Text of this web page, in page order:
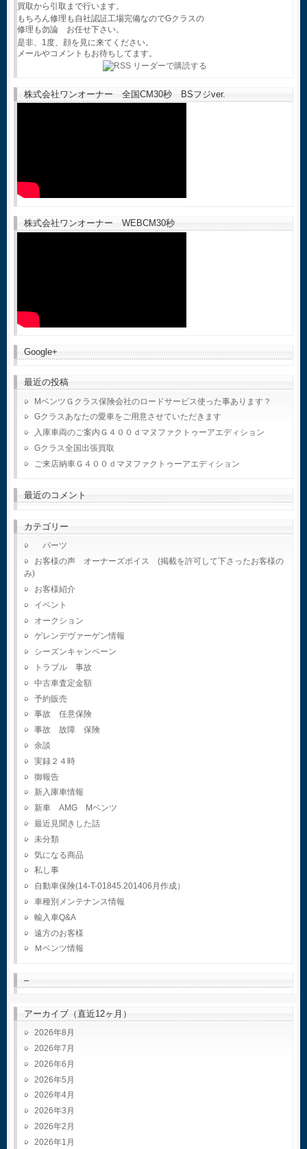
買取から引取まで行います。
もちろん修理も自社認証工場完備なのでGクラスの
修理も勿論 お任せ下さい。
是非、1度、顔を見に来てください。
メールやコメントもお待ちしてます。
株式会社ワンオーナー 全国CM30秒 BSフジver.
株式会社ワンオーナー WEBCM30秒
Google+
最近の投稿
MベンツＧクラス保険会社のロードサービス使った事あります？
Gクラスあなたの愛車をご用意させていただきます
入庫車両のご案内Ｇ４００ｄマヌファクトゥーアエディション
Gクラス全国出張買取
ご来店納車Ｇ４００ｄマヌファクトゥーアエディション
最近のコメント
カテゴリー
パーツ
お客様の声 オーナーズボイス (掲載を許可して下さったお客様の
み)
お客様紹介
イベント
オークション
ゲレンデヴァーゲン情報
シーズンキャンペーン
トラブル 事故
中古車査定金額
予約販売
事故 任意保険
事故 故障 保険
余談
実録２４時
御報告
新入庫車情報
新車 AMG Mベンツ
最近見聞きした話
未分類
気になる商品
私し事
自動車保険(14-T-01845.201406月作成）
車種別メンテナンス情報
輸入車Q&A
遠方のお客様
Ｍベンツ情報
–
アーカイブ（直近12ヶ月）
2026年8月
2026年7月
2026年6月
2026年5月
2026年4月
2026年3月
2026年2月
2026年1月